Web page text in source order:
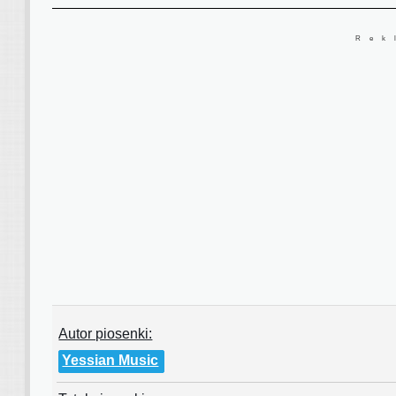
Autor piosenki:
Yessian Music